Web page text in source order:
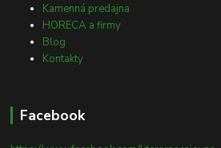
Kamenná predajna
HORECA a firmy
Blog
Kontakty
Facebook